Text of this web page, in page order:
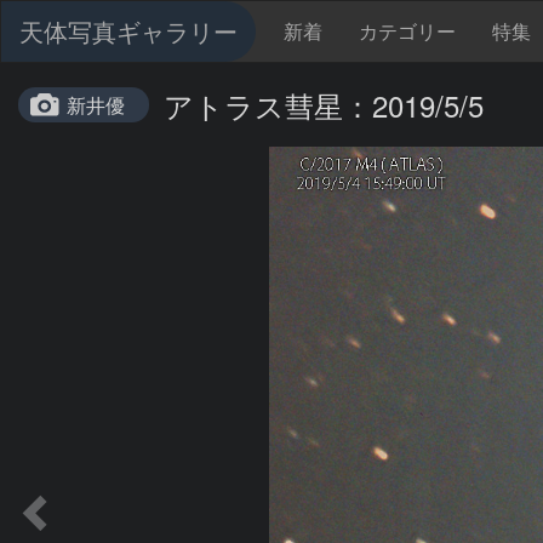
天体写真ギャラリー 新着 カテゴリー 特集
新井優 アトラス彗星：2019/5/5